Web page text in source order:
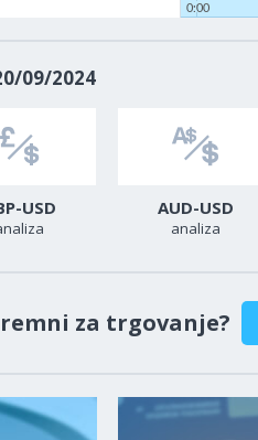
0:00
09/2024
USD AUD-USD
analiza
za trgovanje?